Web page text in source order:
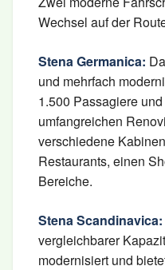
Wechsel auf der
Stena Germanica:
und mehrfach
1.500 Passagiere
umfangreichen
verschiedene
Restaurants, einen
Bereiche.
Stena Scandinavica:
vergleichbarer
modernisiert und